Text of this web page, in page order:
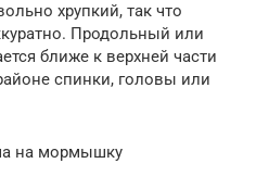
хрупкий, так что
Продольный или
ближе к верхней части
спинки, головы или
на мормышку